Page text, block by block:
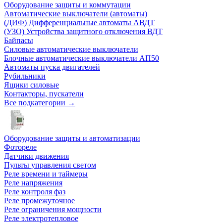
Оборудование защиты и коммутации
Автоматические выключатели (автоматы)
(ДИФ) Дифференциальные автоматы АВДТ
(УЗО) Устройства защитного отключения ВДТ
Байпасы
Силовые автоматические выключатели
Блочные автоматические выключатели АП50
Автоматы пуска двигателей
Рубильники
Ящики силовые
Контакторы, пускатели
Все подкатегории →
Оборудование защиты и автоматизации
Фотореле
Датчики движения
Пульты управления светом
Реле времени и таймеры
Реле напряжения
Реле контроля фаз
Реле промежуточное
Реле ограничения мощности
Реле электротепловое